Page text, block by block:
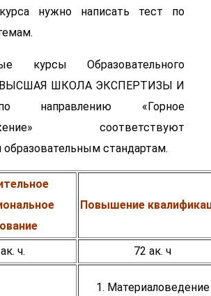
нужно написать тест по
курсы Образовательного
ШКОЛА ЭКСПЕРТИЗЫ И
направлению «Горное
соответствуют
стандартам.
Повышение
ч. 72 ак. ч
Материаловедение